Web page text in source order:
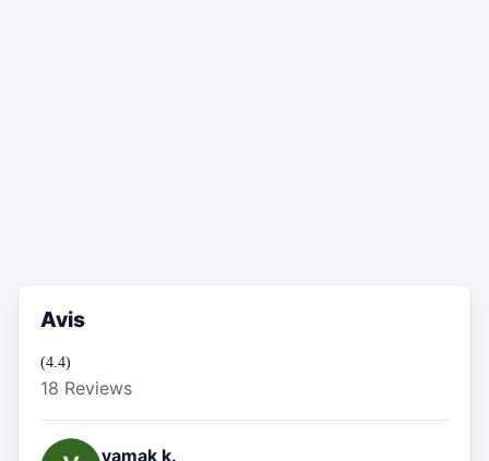
Avis
(4.4)
18 Reviews
yamak k.